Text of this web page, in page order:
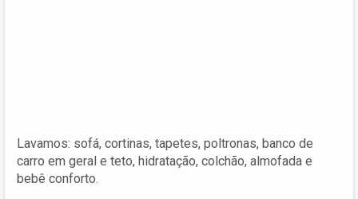
Lavamos: sofá, cortinas, tapetes, poltronas, banco de
carro em geral e teto, hidratação, colchão, almofada e
bebê conforto.